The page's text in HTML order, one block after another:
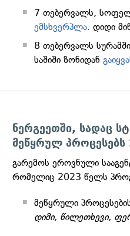
7 თებერვალს,
ემსხვერპლა. დიდი
8 თებერვალს
საშიში ზონიდან
ნერგეეთში, სადაც
მეწყრულ
გარემოს ეროვნული
რომელიც 2023 წელს
მეწყრული
დიმი, წილეთხევი,